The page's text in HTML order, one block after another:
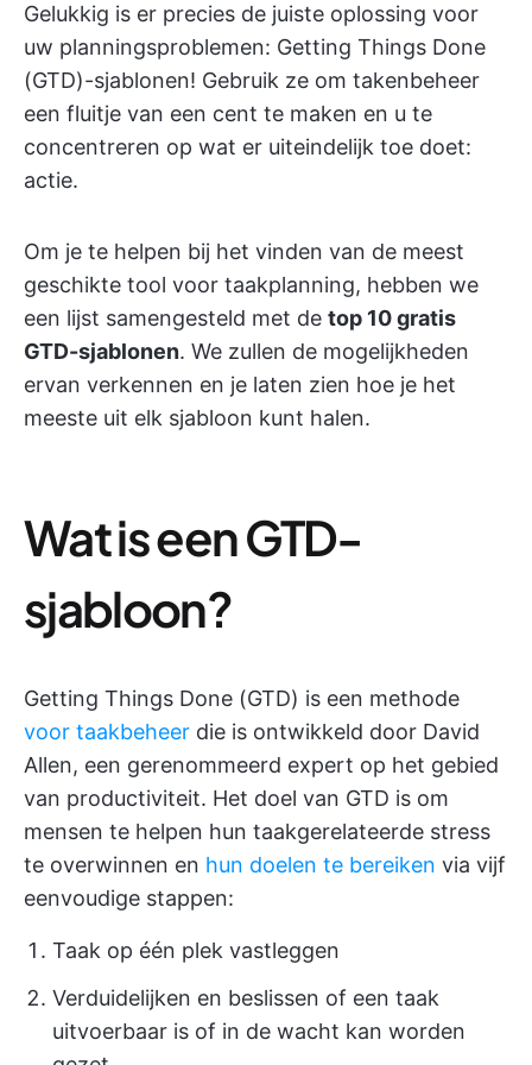
Gelukkig is er precies de juiste oplossing voor
uw planningsproblemen: Getting Things Done
(GTD)-sjablonen! Gebruik ze om takenbeheer
een fluitje van een cent te maken en u te
concentreren op wat er uiteindelijk toe doet:
actie.
Om je te helpen bij het vinden van de meest
geschikte tool voor taakplanning, hebben we
een lijst samengesteld met de top 10 gratis
GTD-sjablonen. We zullen de mogelijkheden
ervan verkennen en je laten zien hoe je het
meeste uit elk sjabloon kunt halen.
Wat is een GTD-
sjabloon?
Getting Things Done (GTD) is een methode
voor taakbeheer die is ontwikkeld door David
Allen, een gerenommeerd expert op het gebied
van productiviteit. Het doel van GTD is om
mensen te helpen hun taakgerelateerde stress
te overwinnen en hun doelen te bereiken via vijf
eenvoudige stappen:
Taak op één plek vastleggen
Verduidelijken en beslissen of een taak
uitvoerbaar is of in de wacht kan worden